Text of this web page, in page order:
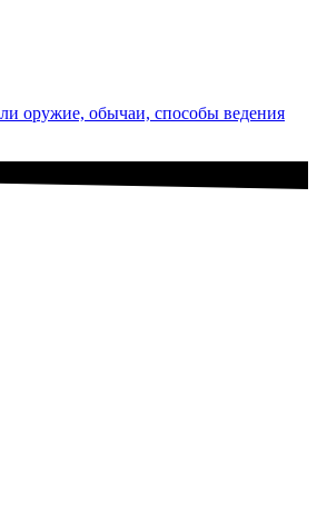
оружие, обычаи, способы ведения